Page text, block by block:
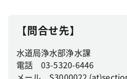
【問合せ先】
水道局浄水部浄水課
電話 03-5320-6446